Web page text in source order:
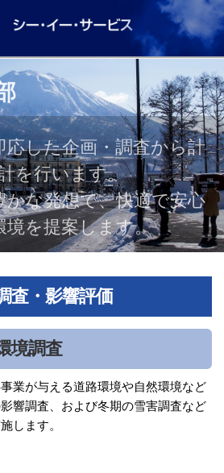
応した企画・調査から計
を行います。
かな発想で、快適で安心
境を提案します。
査・影響評価
境調査
業が与える道路環境や自然環境など
響調査、および冬期の雪害調査など
します。